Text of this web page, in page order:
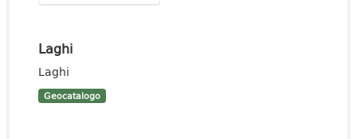
Laghi
Laghi
Geocatalogo